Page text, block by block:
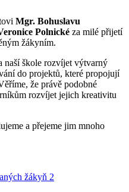
Mgr. Bohuslavu
Polnické za milé přijetí
žákyním.
naší škole rozvíjet výtvarný
do projektů, které propojují
že právě podobné
rozvíjet jejich kreativitu
a přejeme jim mnoho